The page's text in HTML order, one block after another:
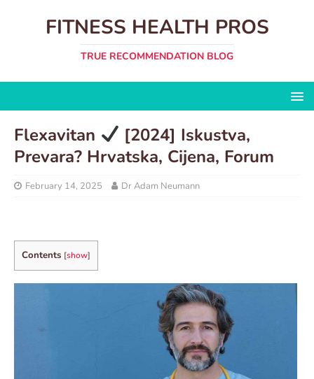
FITNESS HEALTH PROS
TRUE RECOMMENDATION BLOG
Flexavitan
[2024] Iskustva,
Prevara? Hrvatska, Cijena, Forum
February 14, 2025 Dr Adam Neumann
Contents [show]